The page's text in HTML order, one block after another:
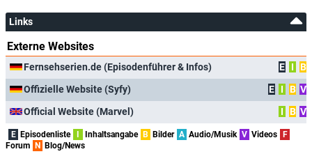
Links
Externe Websites
Fernsehserien.de (Episodenführer & Infos) E I
B
Offizielle Website (Syfy)
E I B V
Official Website (Marvel)
I B V
E Episodenliste I Inhaltsangabe B Bilder A Audio/Musik V Videos F
Forum N Blog/News